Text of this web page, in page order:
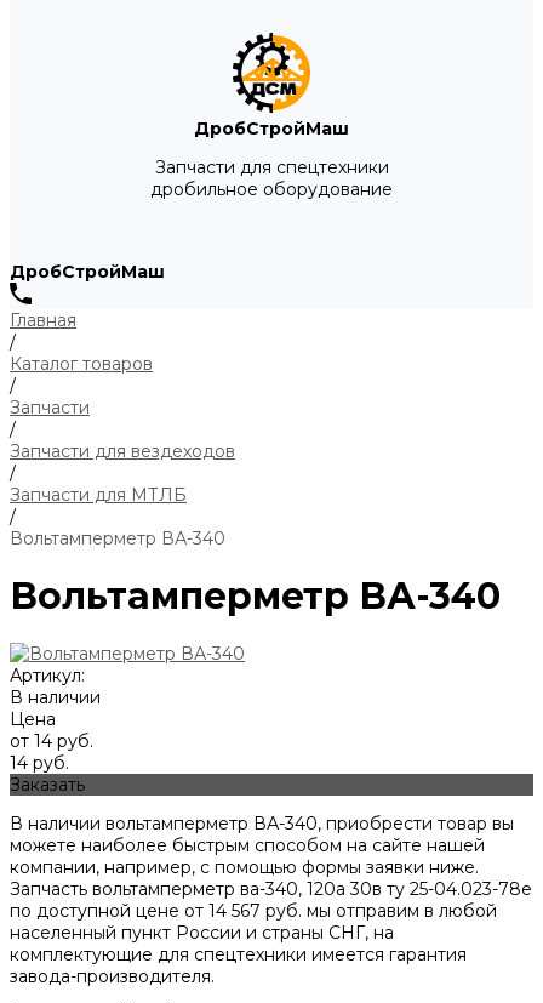
ДробСтройМаш
Запчасти для спецтехники
дробильное оборудование
ДробСтройМаш
Главная
/
Каталог товаров
/
Запчасти
/
Запчасти для вездеходов
/
Запчасти для МТЛБ
/
Вольтамперметр ВА-340
Вольтамперметр ВА-340
Артикул:
В наличии
Цена
от 14 руб.
14 руб.
Заказать
В наличии вольтамперметр ВА-340, приобрести товар вы
можете наиболее быстрым способом на сайте нашей
компании, например, с помощью формы заявки ниже.
Запчасть вольтамперметр ва-340, 120а 30в ту 25-04.023-78е
по доступной цене от 14 567 руб. мы отправим в любой
населенный пункт России и страны СНГ, на
комплектующие для спецтехники имеется гарантия
завода-производителя.